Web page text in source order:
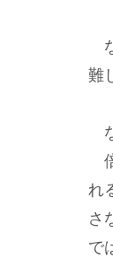
難
れ
さ
で